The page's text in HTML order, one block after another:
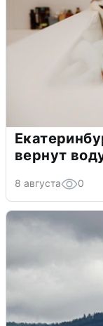
вернут
8 августа 0